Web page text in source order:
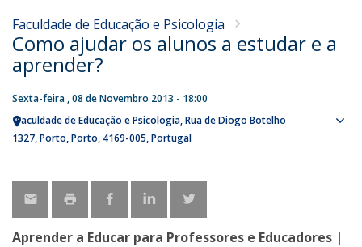
Faculdade de Educação e Psicologia
Como ajudar os alunos a estudar e a
aprender?
Sexta-feira , 08 de Novembro 2013 - 18:00
Faculdade de Educação e Psicologia Rua de Diogo Botelho
1327 Porto Porto 4169-005 Portugal
Aprender a Educar para Professores e Educadores |